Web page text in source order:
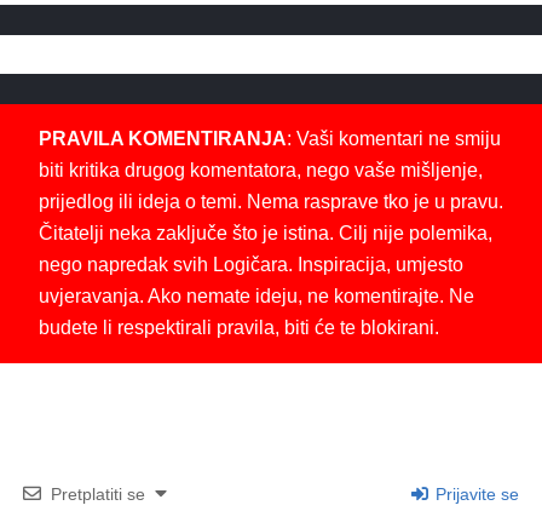
PRAVILA KOMENTIRANJA: Vaši komentari ne smiju
biti kritika drugog komentatora, nego vaše mišljenje,
prijedlog ili ideja o temi. Nema rasprave tko je u pravu.
Čitatelji neka zaključe što je istina. Cilj nije polemika,
nego napredak svih Logičara. Inspiracija, umjesto
uvjeravanja. Ako nemate ideju, ne komentirajte. Ne
budete li respektirali pravila, biti će te blokirani.
Pretplatiti se Prijavite se